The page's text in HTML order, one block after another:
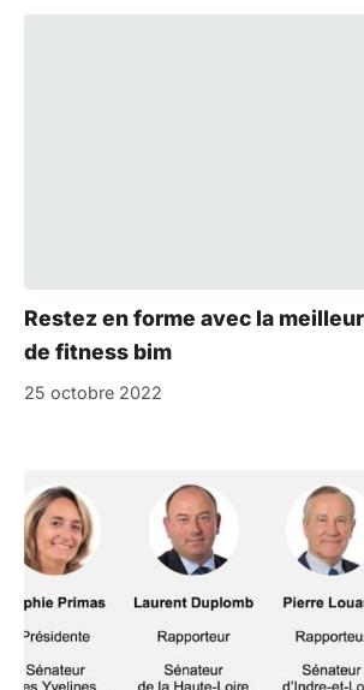
Restez en forme avec la
de fitness bim
25 octobre 2022